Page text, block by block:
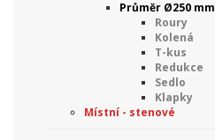
Průměr Ø250 mm
Roury
Kolená
T-kus
Redukce
Sedlo
Klapky
Místní - stenové